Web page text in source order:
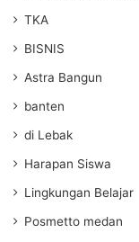
TKA
BISNIS
Astra Bangun
banten
di Lebak
Harapan Siswa
Lingkungan Belajar
Posmetto medan